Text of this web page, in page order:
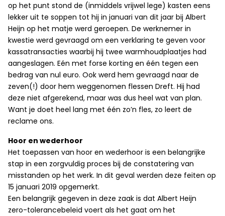
op het punt stond de (inmiddels vrijwel lege) kasten eens
lekker uit te soppen tot hij in januari van dit jaar bij Albert
Heijn op het matje werd geroepen. De werknemer in
kwestie werd gevraagd om een verklaring te geven voor
kassatransacties waarbij hij twee warmhoudplaatjes had
aangeslagen. Eén met forse korting en één tegen een
bedrag van nul euro. Ook werd hem gevraagd naar de
zeven(!) door hem weggenomen flessen Dreft. Hij had
deze niet afgerekend, maar was dus heel wat van plan.
Want je doet heel lang met één zo’n fles, zo leert de
reclame ons.
Hoor en wederhoor
Het toepassen van hoor en wederhoor is een belangrijke
stap in een zorgvuldig proces bij de constatering van
misstanden op het werk. In dit geval werden deze feiten op
15 januari 2019 opgemerkt.
Een belangrijk gegeven in deze zaak is dat Albert Heijn
zero-tolerancebeleid voert als het gaat om het